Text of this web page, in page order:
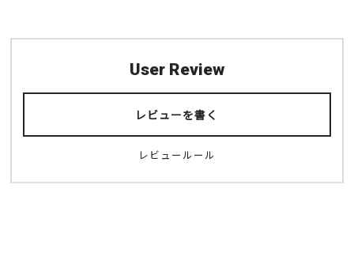
User Review
レビューを書く
レビュールール